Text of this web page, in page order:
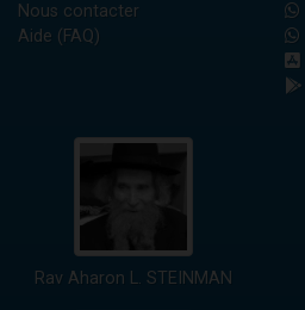
Nous contacter
Aide (FAQ)
Rav Aharon L. STEINMAN